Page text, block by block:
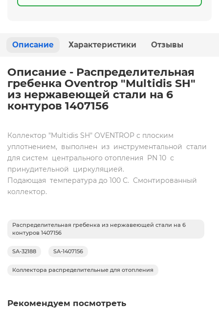
Описание Характеристики Отзывы
Описание - Распределительная
гребенка Oventrop "Multidis SH"
из нержавеющей стали на 6
контуров 1407156
Коллектор "Multidis SH" OVENTROP с плоским
уплотнением, выполнен из инструментальной стали
для систем центрального отопления PN 10 с
принудительной циркуляцией.
Подающая температура до 100 С. Смонтированный
коллектор.
Распределительная гребенка из нержавеющей стали на 6
контуров 1407156
SA-32188 SA-1407156
Коллектора распределительные для отопления
Рекомендуем посмотреть